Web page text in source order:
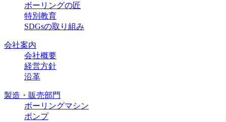
ボーリングの匠
特別教育
SDGsの取り組み
会社案内
会社概要
経営方針
沿革
製造・販売部門
ボーリングマシン
ポンプ